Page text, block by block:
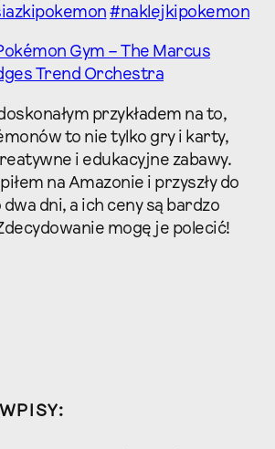
#naklejkipokemon
Gym – The Marcus
Trend Orchestra
przykładem na to,
to nie tylko gry i karty,
i edukacyjne zabawy.
na Amazonie i przyszły do
dwa dni, a ich ceny są bardzo
mogę je polecić!